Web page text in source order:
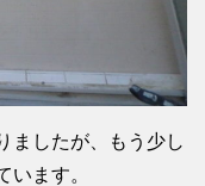
ましたが、もう少し
います。